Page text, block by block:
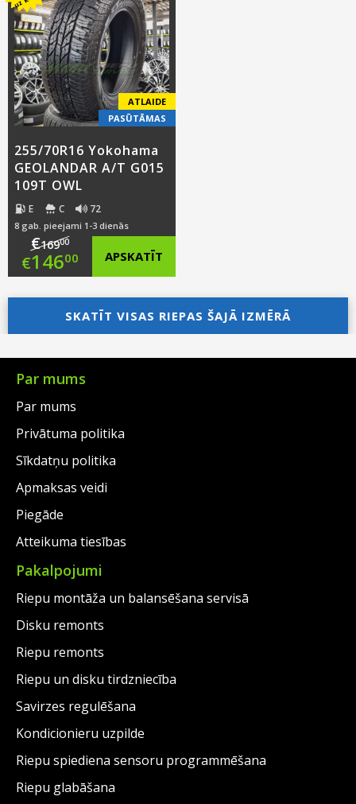
was:
€131.00.
price
is:
€106.00.
ATLAIDE
PASŪTĀMAS
255/70R16 Yokohama
GEOLANDAR A/T G015
109T OWL
E C 72
8 gab. pieejami 1-3 dienās
€16900
Original
price
was:
€169.00.
€14600
Current
price
is:
€146.00.
APSKATĪT
SKATĪT VISAS RIEPAS ŠAJĀ IZMĒRĀ
Par mums
Par mums
Privātuma politika
Sīkdatņu politika
Apmaksas veidi
Piegāde
Atteikuma tiesības
Pakalpojumi
Riepu montāža un balansēšana servisā
Disku remonts
Riepu remonts
Riepu un disku tirdzniecība
Savirzes regulēšana
Kondicionieru uzpilde
Riepu spiediena sensoru programmēšana
Riepu glabāšana